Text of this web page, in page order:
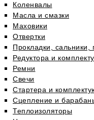
Коленвалы
Масла и смазки
Маховики
Отвертки
Прокладки, сальники,
Редуктора и
Ремни
Свечи
Стартера и
Сцепление и
Теплоизоляторы